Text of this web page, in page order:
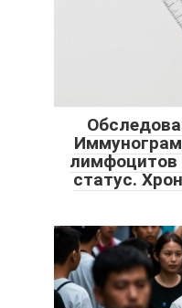
лимфоцитов
статус.